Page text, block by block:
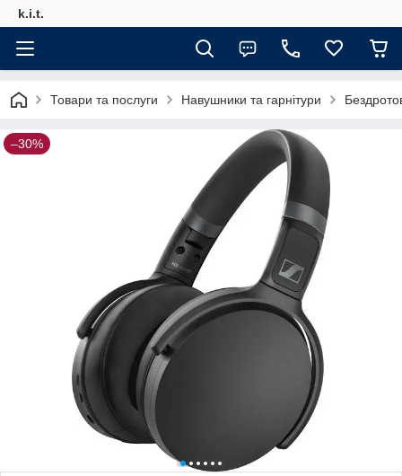
k.i.t.
Товари та послуги Навушники та гарнітури
–30%